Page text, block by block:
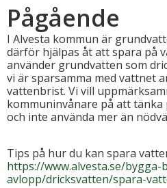
Pågående
I Alvesta kommun är
därför hjälpas åt att spara på
använder grundvatten som
vi är sparsamma med vattnet
vattenbrist. Vi vill
kommuninvånare på att
och inte använda mer än
Tips på hur du kan spara
https://www.alvesta.se/
avlopp/dricksvatten/spara-